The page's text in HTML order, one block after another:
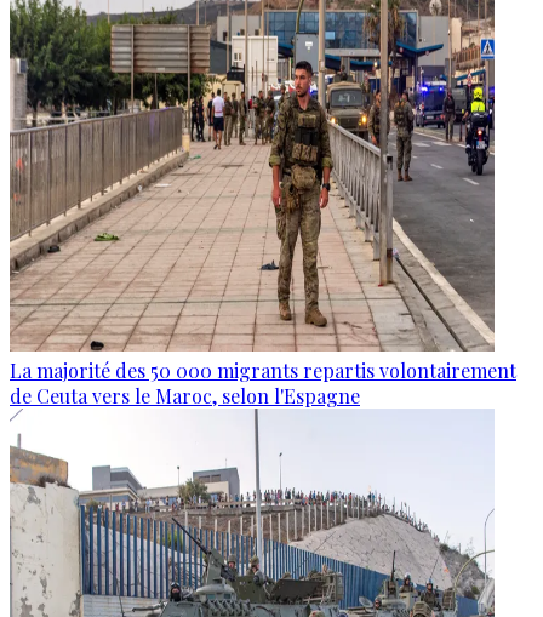
La majorité des 50 000 migrants repartis volontairement
de Ceuta vers le Maroc, selon l'Espagne